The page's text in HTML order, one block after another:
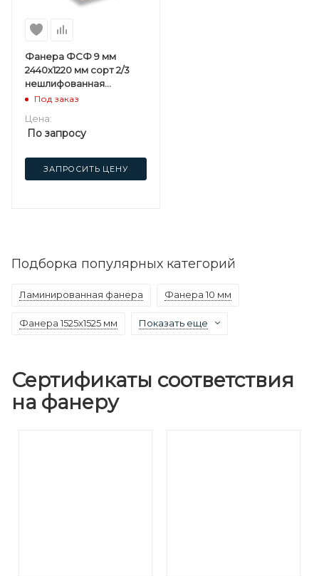
Фанера ФСФ 9 мм
2440х1220 мм сорт 2/3
нешлифованная
хвойная
Под заказ
Цена:
По запросу
ЗАПРОСИТЬ ЦЕНУ
Подборка популярных категорий
Ламинированная фанера Фанера 10 мм
Фанера 1525х1525 мм Показать еще
Сертификаты соответствия
на фанеру